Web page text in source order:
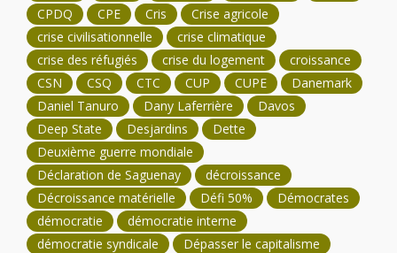
CPDQ
CPE Cris
Crise agricole
crise civilisationnelle
crise climatique
crise des réfugiés
crise du logement
croissance
CSN
CSQ CTC CUP CUPE
Danemark
Daniel Tanuro
Dany Laferrière
Davos
Deep State
Desjardins
Dette
Deuxième guerre mondiale
Déclaration de Saguenay
décroissance
Décroissance matérielle
Défi 50%
Démocrates
démocratie
démocratie interne
démocratie syndicale
Dépasser le capitalisme